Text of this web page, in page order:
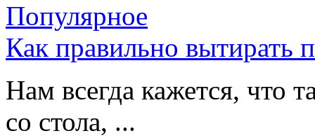
Популярное
Как правильно вытирать
Нам всегда кажется, что
со стола, ...